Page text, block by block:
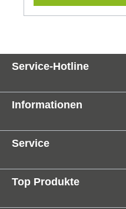
Service-Hotline
Informationen
Service
Top Produkte